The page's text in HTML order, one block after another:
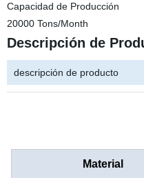
Capacidad de Producción
20000 Tons/Month
Descripción de
descripción de producto
Material